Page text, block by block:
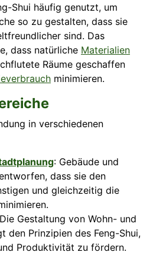
Shui häufig genutzt, um
so zu gestalten, dass sie
sind. Das
dass natürliche Materialien
Räume geschaffen
minimieren.
in verschiedenen
: Gebäude und
dass sie den
und gleichzeitig die
Gestaltung von Wohn- und
den Prinzipien des Feng-Shui,
Produktivität zu fördern.